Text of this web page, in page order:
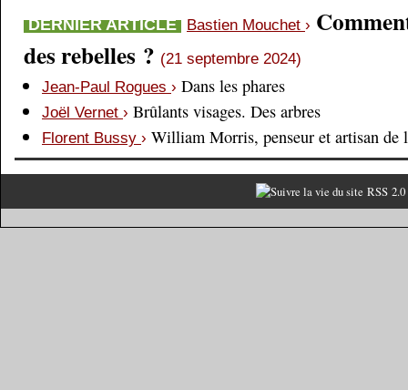
DERNIER ARTICLE Bastien Mouchet ›
des rebelles ? (21 septembre 2024)
Jean-Paul Rogues › Dans les phares
Joël Vernet › Brûlants visages. Des arbres
Florent Bussy › William Morris, penseur et artisan de
RSS 2.0